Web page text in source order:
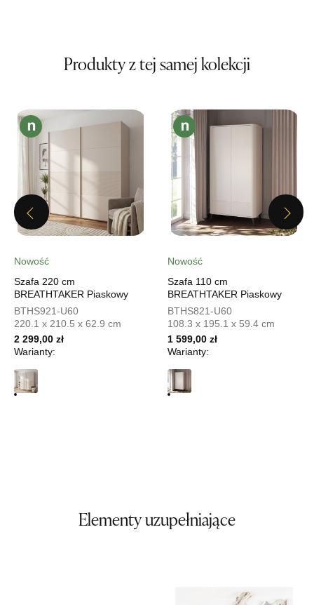
Salon meblowy
UL.PIONIERÓW 44
66-600 KROSNO ODRZAŃSKIE
Nr tel.
Adres e-mail:
meblostyl01@op.pl
Godziny otwarcia
Pn-Pt: 09:00-17:00, Sb: 09:00-14:00
1 049,00 zł
SALON MEBLOWY ORION
Salon meblowy
UL.KILIŃSZCZAKÓW 43
Nr tel.
Adres e-mail:
SALON MEBLOWY TED
Produkty z tej samej kolekcji
Previous
Nowość
Szafa 220 cm
BREATHTAKER Piaskowy
BTHS921-U60
220.1 x 210.5 x 62.9 cm
2 299,00 zł
Warianty:
Nowość
Szafa 110 cm
BREATHTAKER Piaskowy
BTHS821-U60
108.3 x 195.1 x 59.4 cm
1 599,00 zł
Warianty:
Next
Elementy uzupełniające